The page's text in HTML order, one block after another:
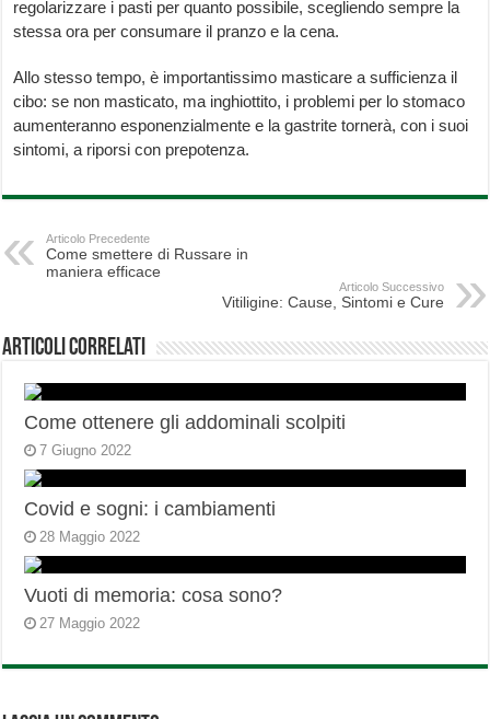
regolarizzare i pasti per quanto possibile, scegliendo sempre la
stessa ora per consumare il pranzo e la cena.
Allo stesso tempo, è importantissimo masticare a sufficienza il
cibo: se non masticato, ma inghiottito, i problemi per lo stomaco
aumenteranno esponenzialmente e la gastrite tornerà, con i suoi
sintomi, a riporsi con prepotenza.
Articolo Precedente
Come smettere di Russare in
maniera efficace
Articolo Successivo
Vitiligine: Cause, Sintomi e Cure
Articoli correlati
Come ottenere gli addominali scolpiti
7 Giugno 2022
Covid e sogni: i cambiamenti
28 Maggio 2022
Vuoti di memoria: cosa sono?
27 Maggio 2022